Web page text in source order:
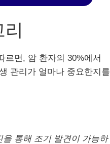
르면, 암 환자의 30%에서
관리가 얼마나 중요한지를
을 통해 조기 발견이 가능하